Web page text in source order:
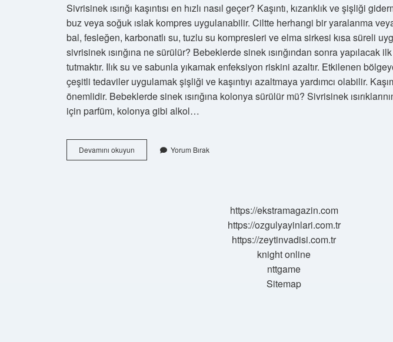
Sivrisinek ısırığı kaşıntısı en hızlı nasıl geçer? Kaşıntı, kızarıklık ve şişliği
buz veya soğuk ıslak kompres uygulanabilir. Ciltte herhangi bir yaralanma
bal, fesleğen, karbonatlı su, tuzlu su kompresleri ve elma sirkesi kısa süreli
sivrisinek ısırığına ne sürülür? Bebeklerde sinek ısırığından sonra yapılacak
tutmaktır. Ilık su ve sabunla yıkamak enfeksiyon riskini azaltır. Etkilenen
çeşitli tedaviler uygulamak şişliği ve kaşıntıyı azaltmaya yardımcı olabilir.
önemlidir. Bebeklerde sinek ısırığına kolonya sürülür mü? Sivrisinek
için parfüm, kolonya gibi alkol…
Devamını okuyun Bebeklerde
Sivrisinek
Yorum Bırak
https://ekstramagazin.com
https://ozgulyayinlari.com.tr
https://zeytinvadisi.com.tr
knight online
nttgame
Sitemap